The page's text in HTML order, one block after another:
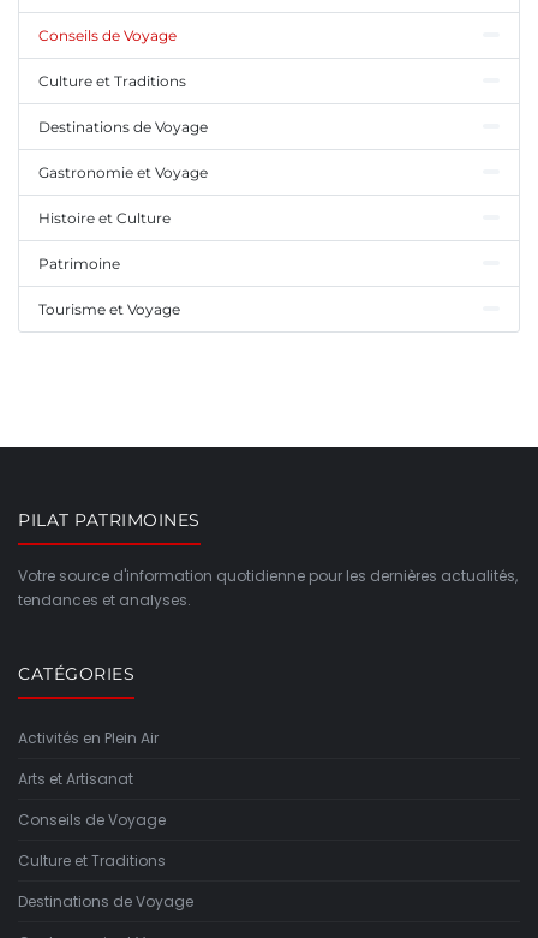
Conseils de Voyage
Culture et Traditions
Destinations de Voyage
Gastronomie et Voyage
Histoire et Culture
Patrimoine
Tourisme et Voyage
PILAT PATRIMOINES
Votre source d'information quotidienne pour les dernières actualités,
tendances et analyses.
CATÉGORIES
Activités en Plein Air
Arts et Artisanat
Conseils de Voyage
Culture et Traditions
Destinations de Voyage